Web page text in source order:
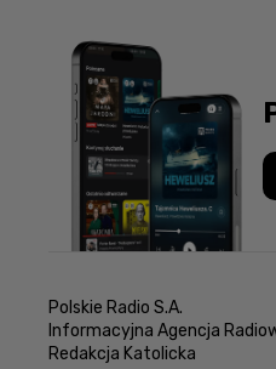
Polskie Radio S.A.
Informacyjna Agencja
Redakcja Katolicka